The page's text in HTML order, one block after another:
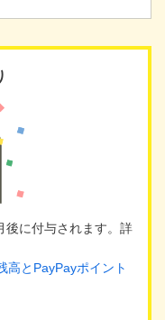
後に付与されます。詳
高とPayPayポイント